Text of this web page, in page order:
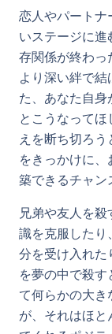
恋人やパートナ
いステージに
存関係が終わっ
より深い絆で結
た、あなた自身
とこうなって
えを断ち切ろ
をきっかけに
築できるチャン
兄弟や友人を
識を克服したり
分を受け入れた
を夢の中で殺
て何らかの大
が、それはほ